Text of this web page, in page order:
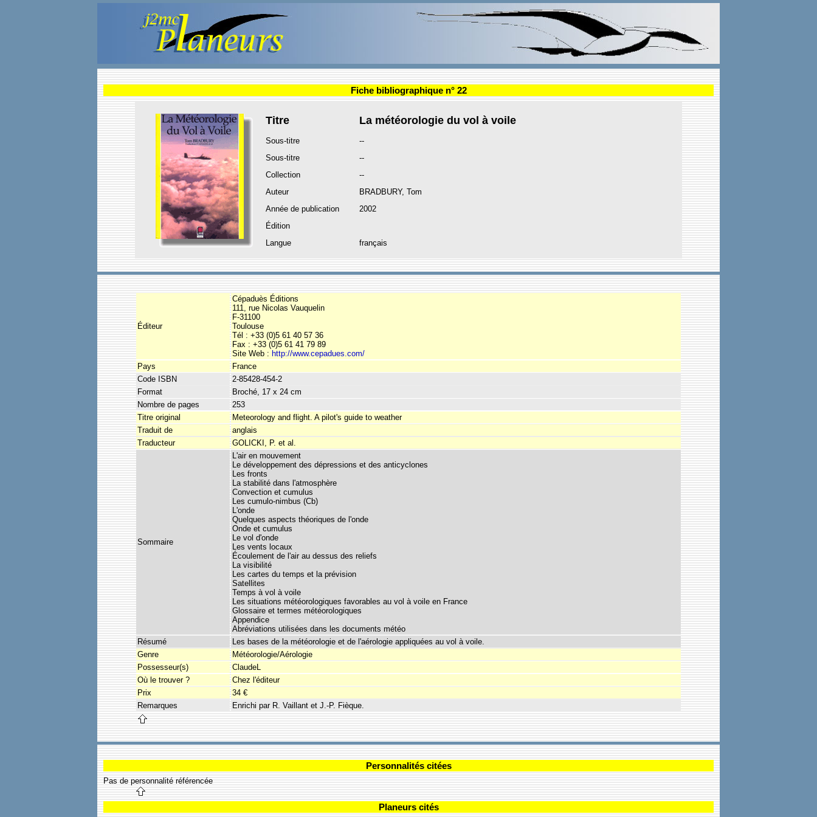
Fiche bibliographique n° 22
Titre La météorologie du vol à voile
Sous-titre
--
Sous-titre
--
Collection
--
Auteur
BRADBURY, Tom
Année de publication
2002
Édition
Langue
français
Éditeur
Cépaduès Éditions
111, rue Nicolas Vauquelin
F-31100
Toulouse
Tél : +33 (0)5 61 40 57 36
Fax : +33 (0)5 61 41 79 89
Site Web : http://www.cepadues.com/
Pays
France
Code ISBN
2-85428-454-2
Format
Broché, 17 x 24 cm
Nombre de pages
253
Titre original
Meteorology and flight. A pilot's guide to weather
Traduit de
anglais
Traducteur
GOLICKI, P. et al.
Sommaire
L'air en mouvement
Le développement des dépressions et des anticyclones
Les fronts
La stabilité dans l'atmosphère
Convection et cumulus
Les cumulo-nimbus (Cb)
L'onde
Quelques aspects théoriques de l'onde
Onde et cumulus
Le vol d'onde
Les vents locaux
Écoulement de l'air au dessus des reliefs
La visibilité
Les cartes du temps et la prévision
Satellites
Temps à vol à voile
Les situations météorologiques favorables au vol à voile en France
Glossaire et termes météorologiques
Appendice
Abréviations utilisées dans les documents météo
Résumé
Les bases de la météorologie et de l'aérologie appliquées au vol à voile.
Genre
Météorologie/Aérologie
Possesseur(s)
ClaudeL
Où le trouver ?
Chez l'éditeur
Prix
34 €
Remarques
Enrichi par R. Vaillant et J.-P. Fièque.
Personnalités citées
Pas de personnalité référencée
Planeurs cités